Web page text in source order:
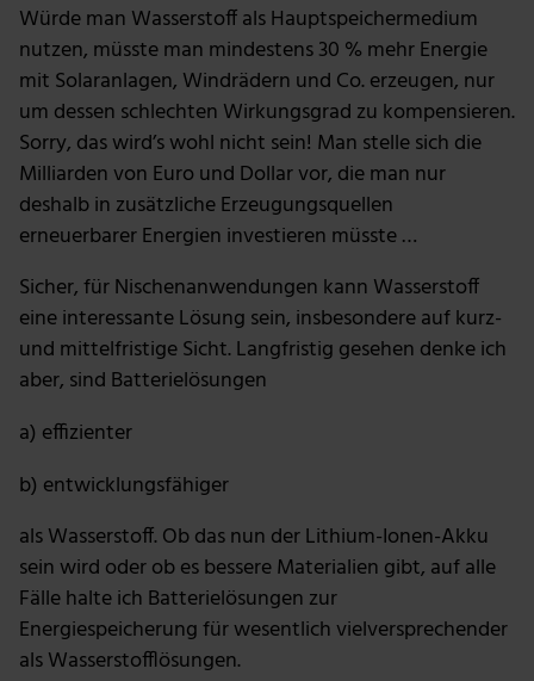
Würde man Wasserstoff als Hauptspeichermedium
nutzen, müsste man mindestens 30 % mehr Energie
mit Solaranlagen, Windrädern und Co. erzeugen, nur
um dessen schlechten Wirkungsgrad zu kompensieren.
Sorry, das wird’s wohl nicht sein! Man stelle sich die
Milliarden von Euro und Dollar vor, die man nur
deshalb in zusätzliche Erzeugungsquellen
erneuerbarer Energien investieren müsste …
Sicher, für Nischenanwendungen kann Wasserstoff
eine interessante Lösung sein, insbesondere auf kurz-
und mittelfristige Sicht. Langfristig gesehen denke ich
aber, sind Batterielösungen
a) effizienter
b) entwicklungsfähiger
als Wasserstoff. Ob das nun der Lithium-Ionen-Akku
sein wird oder ob es bessere Materialien gibt, auf alle
Fälle halte ich Batterielösungen zur
Energiespeicherung für wesentlich vielversprechender
als Wasserstofflösungen.